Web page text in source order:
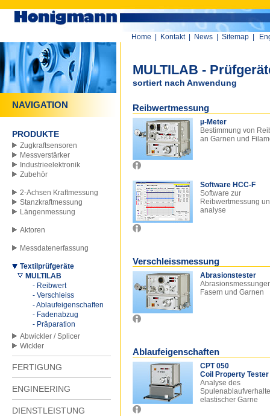
Home Kontakt News Sitemap
NAVIGATION
PRODUKTE
Zugkraftsensoren
Messverstärker
Industrieelektronik
Zubehör
2-Achsen Kraftmessung
Stanzkraftmessung
Längenmessung
Aktoren
Messdatenerfassung
Textilprüfgeräte
MULTILAB
- Reibwert
- Verschleiss
- Ablaufeigenschaften
- Fadenabzug
- Präparation
Abwickler / Splicer
Wickler
FERTIGUNG
ENGINEERING
DIENSTLEISTUNG
MULTILAB -
sortiert nach Anwendung
Reibwertmessung
µ-Meter
Bestimmung von
an Garnen und
Software HCC-F
Software zur
Reibwertmessung
analyse
Verschleissmessung
Abrasionstester
Fasern und Garnen
Ablaufeigenschaften
CPT 050
Coil Property Tester
Analyse des
elastischer Garne